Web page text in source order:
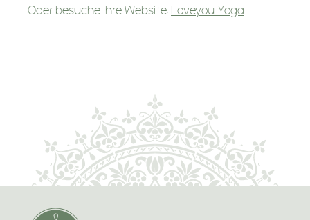
Oder besuche ihre Website: Loveyou-Yoga